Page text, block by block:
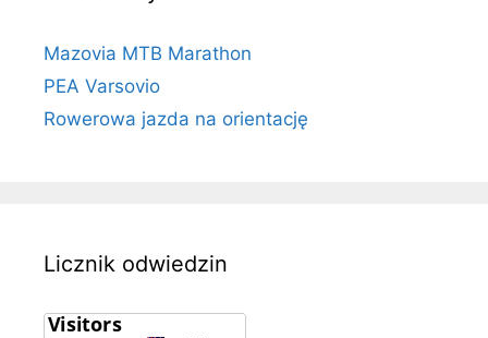
Mazovia MTB Marathon
PEA Varsovio
Rowerowa jazda na orientację
Licznik odwiedzin